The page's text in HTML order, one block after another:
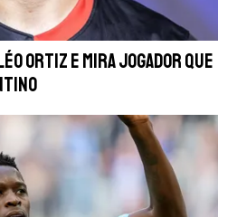
Ortiz e mira jogador que